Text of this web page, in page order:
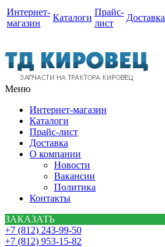
Интернет-
магазин
Каталоги
Прайс-
лист
Доставка
Меню
Интернет-магазин
Каталоги
Прайс-лист
Доставка
О компании
Новости
Вакансии
Политика
Контакты
ЗАКАЗАТЬ
+7 (812) 243-99-50
+7 (812) 953-15-82